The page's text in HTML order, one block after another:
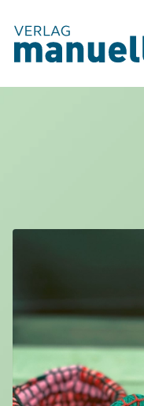
Kreativanleitungen